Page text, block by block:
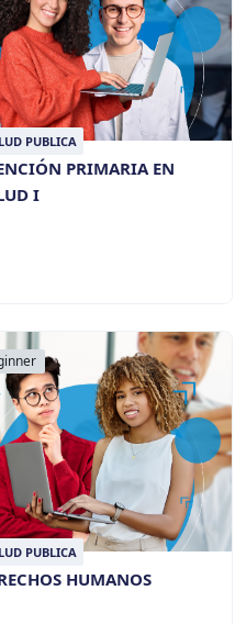
PUBLICA
PRIMARIA EN
I
PUBLICA
HUMANOS